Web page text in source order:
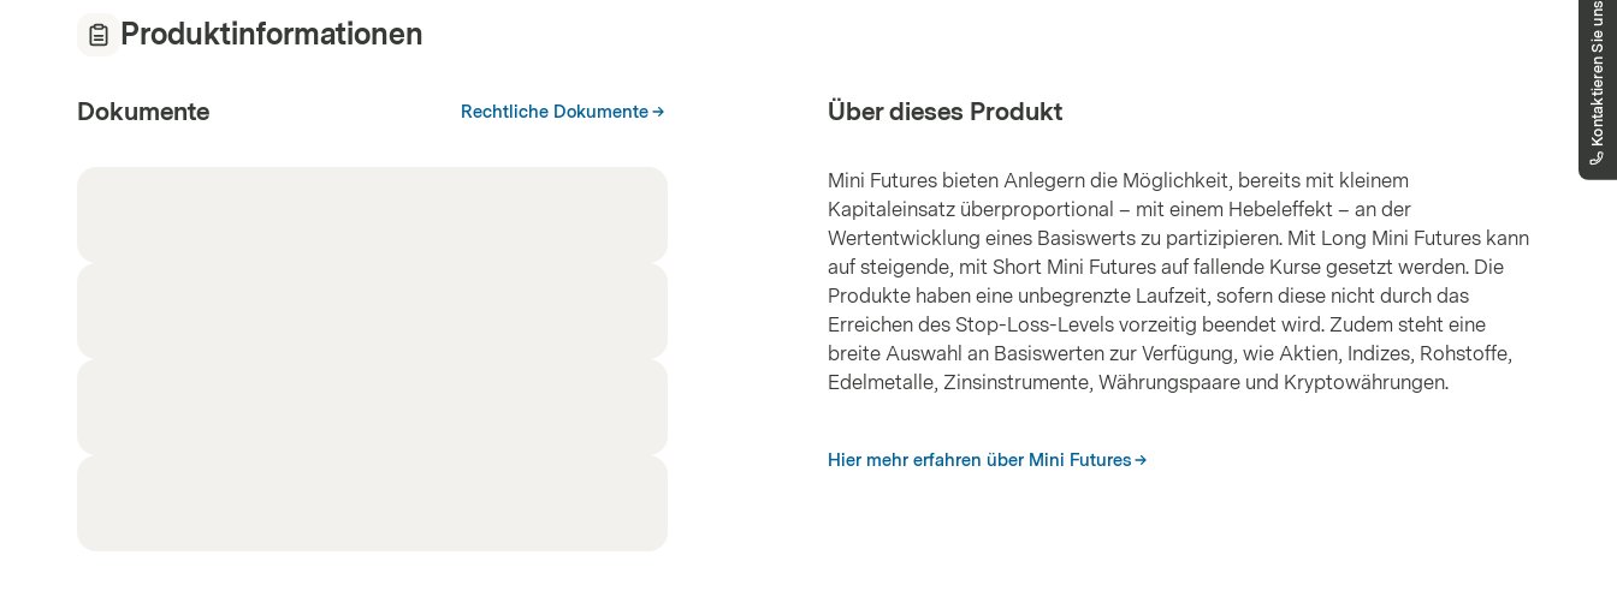
Produktinformationen
Dokumente Rechtliche Dokumente Über dieses Produkt
Mini Futures bieten Anlegern die Möglichkeit, bereits mit kleinem
Kapitaleinsatz überproportional – mit einem Hebeleffekt – an der
Wertentwicklung eines Basiswerts zu partizipieren. Mit Long Mini Futures kann
auf steigende, mit Short Mini Futures auf fallende Kurse gesetzt werden. Die
Produkte haben eine unbegrenzte Laufzeit, sofern diese nicht durch das
Erreichen des Stop-Loss-Levels vorzeitig beendet wird. Zudem steht eine
breite Auswahl an Basiswerten zur Verfügung, wie Aktien, Indizes, Rohstoffe,
Edelmetalle, Zinsinstrumente, Währungspaare und Kryptowährungen.
Hier mehr erfahren über Mini Futures
Kontaktieren Sie uns